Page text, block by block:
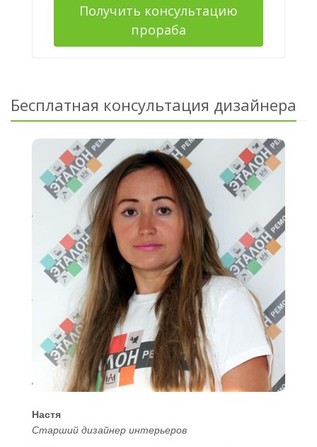
Получить консультацию
прораба
Бесплатная консультация дизайнера
Настя
Старший дизайнер интерьеров